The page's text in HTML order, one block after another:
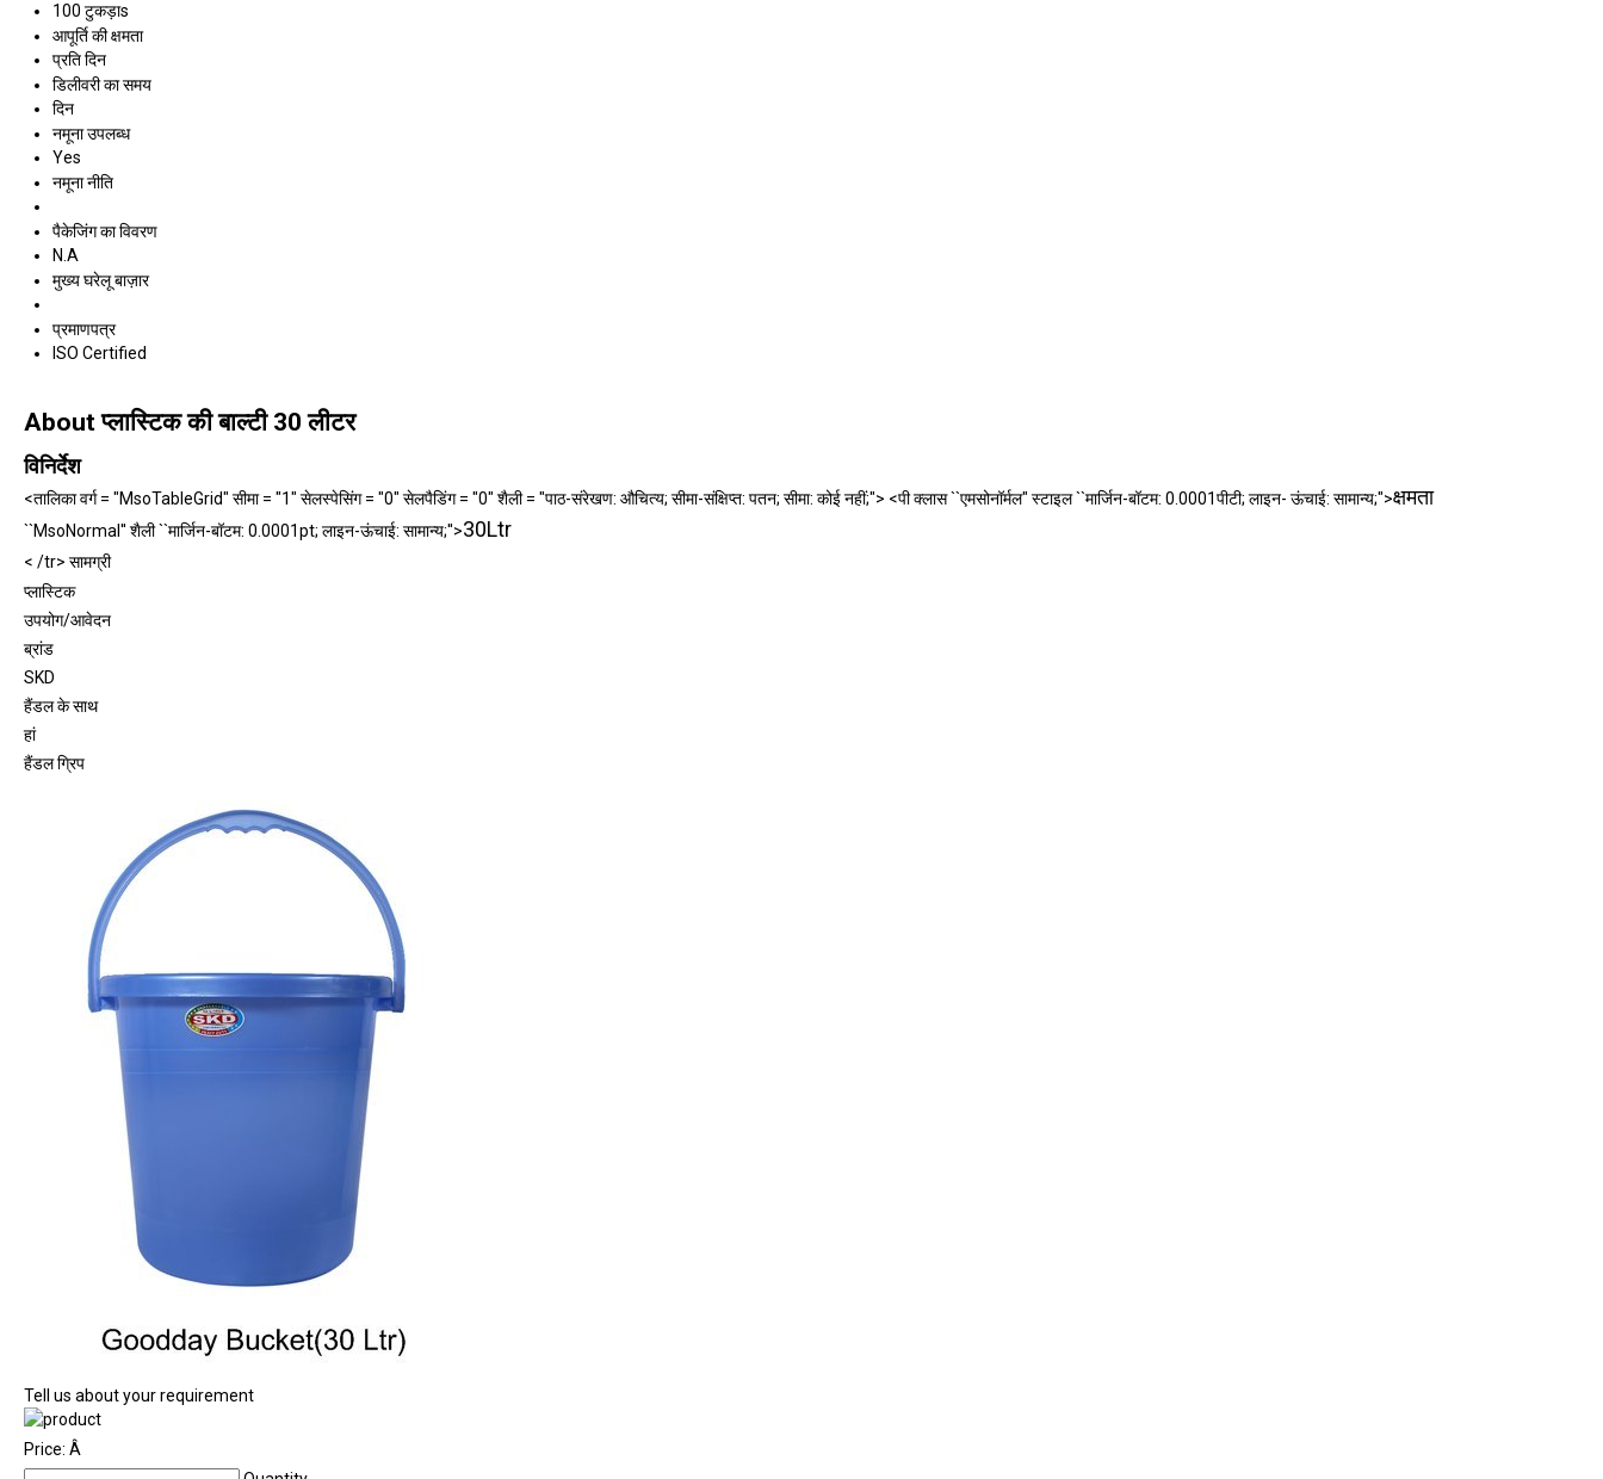
100 टुकड़ाs
आपूर्ति की क्षमता
प्रति दिन
डिलीवरी का समय
दिन
नमूना उपलब्ध
Yes
नमूना नीति
पैकेजिंग का विवरण
N.A
मुख्य घरेलू बाज़ार
प्रमाणपत्र
ISO Certified
About प्लास्टिक की बाल्टी 30 लीटर
विनिर्देश
<तालिका वर्ग = "MsoTableGrid" सीमा = "1" सेलस्पेसिंग = "0" सेलपैडिंग = "0" शैली = "पाठ-संरेखण: औचित्य; सीमा-संक्षिप्त: पतन; सीमा: कोई नहीं;"> <पी क्लास ``एमसोनॉर्मल" स्टाइल ``मार्जिन-बॉटम: 0.0001पीटी; लाइन- ऊंचाई: सामान्य;">क्षमता
``MsoNormal'' शैली ``मार्जिन-बॉटम: 0.0001pt; लाइन-ऊंचाई: सामान्य;''>30Ltr
< /tr> सामग्री
प्लास्टिक
उपयोग/आवेदन
ब्रांड
SKD
हैंडल के साथ
हां
हैंडल ग्रिप
Tell us about your requirement
Price: Â